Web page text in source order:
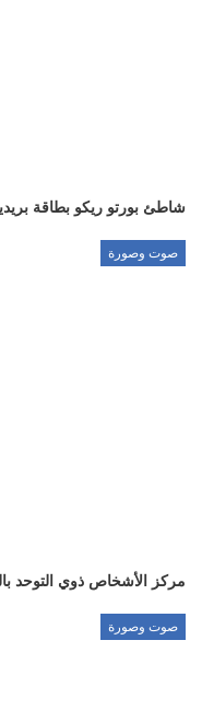
شاطئ بورتو ريكو بطاقة
صوت وصورة
مركز الأشخاص ذوي التوحد
صوت وصورة